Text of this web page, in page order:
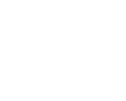
、采购小组成员：无八、